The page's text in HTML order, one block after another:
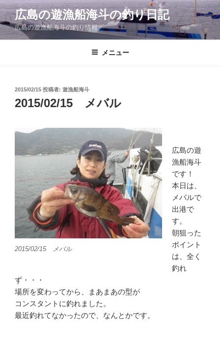
コ
ン
ン
広島の遊漁船海斗の釣り日記
広島の遊漁船海斗の釣り情報
メニュー
投
稿
日:
2015/02/15 投稿者: 遊漁船海斗
2015/02/15 メバル
2015/02/15 メバル
広島の遊
漁船海斗
です！
本日は、
メバルで
出港で
す。
朝狙った
ポイント
は、全く
釣れ
ず・・・
場所を変わってから、まあまあの型が
コンスタントに釣れました。
最近釣れてなかったので、なんとかです。